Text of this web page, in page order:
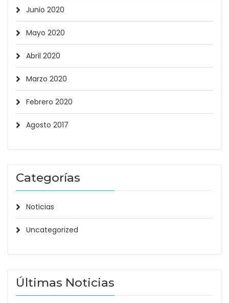
Junio 2020
Mayo 2020
Abril 2020
Marzo 2020
Febrero 2020
Agosto 2017
Categorías
Noticias
Uncategorized
Últimas Noticias